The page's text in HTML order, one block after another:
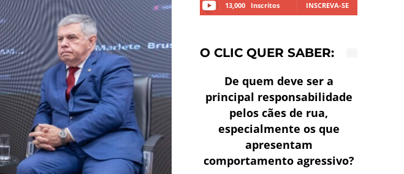
13,000 Inscritos INSCREVA-SE
O CLIC QUER SABER:
De quem deve ser a
principal responsabilidade
pelos cães de rua,
especialmente os que
apresentam
comportamento agressivo?